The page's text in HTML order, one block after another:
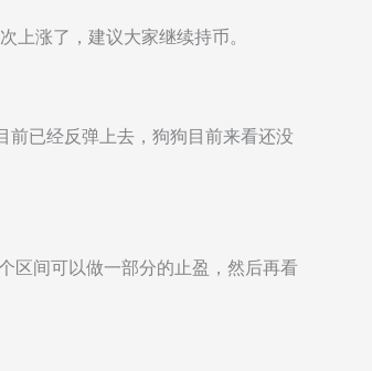
上涨了，建议大家继续持币。
已经反弹上去，狗狗目前来看还没
区间可以做一部分的止盈，然后再看